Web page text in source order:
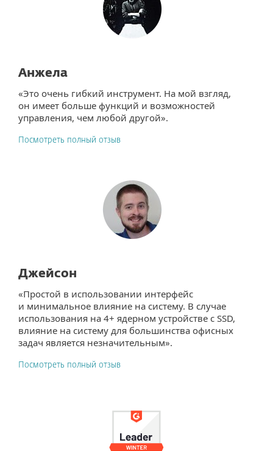
Анжела
«Это очень гибкий инструмент. На мой взгляд,
он имеет больше функций и возможностей
управления, чем любой другой».
Посмотреть полный отзыв
Джейсон
«Простой в использовании интерфейс
и минимальное влияние на систему. В случае
использования на 4+ ядерном устройстве с SSD,
влияние на систему для большинства офисных
задач является незначительным».
Посмотреть полный отзыв